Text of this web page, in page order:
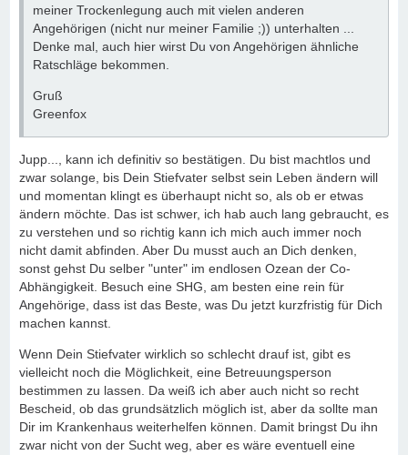
meiner Trockenlegung auch mit vielen anderen
Angehörigen (nicht nur meiner Familie ;)) unterhalten ...
Denke mal, auch hier wirst Du von Angehörigen ähnliche
Ratschläge bekommen.
Gruß
Greenfox
Jupp..., kann ich definitiv so bestätigen. Du bist machtlos und
zwar solange, bis Dein Stiefvater selbst sein Leben ändern will
und momentan klingt es überhaupt nicht so, als ob er etwas
ändern möchte. Das ist schwer, ich hab auch lang gebraucht, es
zu verstehen und so richtig kann ich mich auch immer noch
nicht damit abfinden. Aber Du musst auch an Dich denken,
sonst gehst Du selber "unter" im endlosen Ozean der Co-
Abhängigkeit. Besuch eine SHG, am besten eine rein für
Angehörige, dass ist das Beste, was Du jetzt kurzfristig für Dich
machen kannst.
Wenn Dein Stiefvater wirklich so schlecht drauf ist, gibt es
vielleicht noch die Möglichkeit, eine Betreuungsperson
bestimmen zu lassen. Da weiß ich aber auch nicht so recht
Bescheid, ob das grundsätzlich möglich ist, aber da sollte man
Dir im Krankenhaus weiterhelfen können. Damit bringst Du ihn
zwar nicht von der Sucht weg, aber es wäre eventuell eine